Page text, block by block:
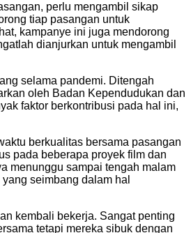
perlu mengambil sikap
tiap pasangan untuk
kampanye ini juga mendorong
dianjurkan untuk mengambil
selama pandemi. Ditengah
oleh Badan Kependudukan dan
faktor berkontribusi pada hal ini,
berkualitas bersama pasangan
pada beberapa proyek film dan
menunggu sampai tengah malam
seimbang dalam hal
kembali bekerja. Sangat penting
tetapi mereka sibuk dengan